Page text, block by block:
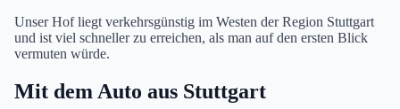
Unser Hof liegt verkehrsgünstig im Westen der Region Stuttgart
und ist viel schneller zu erreichen, als man auf den ersten Blick
vermuten würde.
Mit dem Auto aus Stuttgart